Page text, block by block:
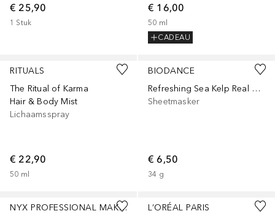
€ 25,90
1 Stuk
€ 16,00
50 ml
CADEAU
RITUALS
The Ritual of Karma
Hair & Body Mist
Lichaamsspray
€ 22,90
50 ml
BIODANCE
Refreshing Sea Kelp Real Deep Mask
Sheetmasker
€ 6,50
34 g
NYX PROFESSIONAL MAKEUP
+
L’ORÉAL PARIS